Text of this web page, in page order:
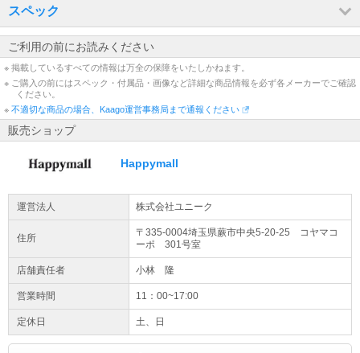
偽サイトにご注意ください
日頃より、当店をご利用いただきまして、誠にありがとうございま
す。 当店の情報を利用して販売をしている悪質な詐欺サイトの存在
を確認しております。偽サイトは当店と一切の関係がございません
ので、ご注意下さい
スペック
ご利用の前にお読みください
※ 掲載しているすべての情報は万全の保障をいたしかねます。
※ ご購入の前にはスペック・付属品・画像など詳細な商品情報を必ず各メーカーでご確認
ください。
※ 不適切な商品の場合、Kaago運営事務局まで通報ください
販売ショップ
Happymall
運営法人 株式会社ユニーク
住所 〒335-0004埼玉県蕨市中央5-20-25 コヤマコ
ーポ 301号室
店舗責任者 小林 隆
営業時間 11：00~17:00
定休日 土、日